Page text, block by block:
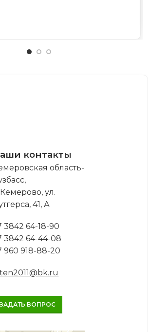
контакты
область-
Кемерово, ул.
41, А
3842 64-18-90
3842 64-44-08
960 918-88-20
ЗАДАТЬ ВОПРОС